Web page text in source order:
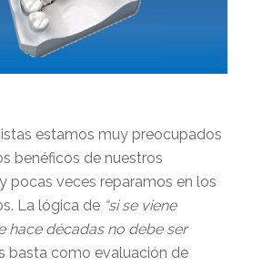
estamos muy preocupados
benéficos de nuestros
pocas veces reparamos en los
La lógica de “si se viene
hace décadas no debe ser
basta como evaluación de